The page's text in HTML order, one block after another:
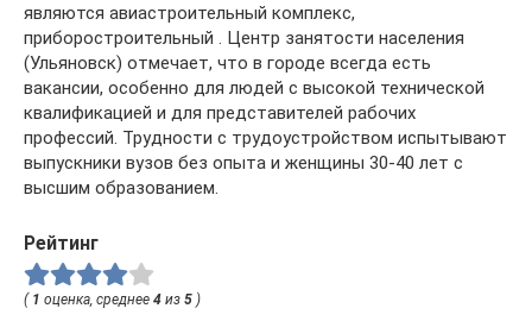
являются авиастроительный комплекс,
приборостроительный . Центр занятости населения
(Ульяновск) отмечает, что в городе всегда есть
вакансии, особенно для людей с высокой технической
квалификацией и для представителей рабочих
профессий. Трудности с трудоустройством испытывают
выпускники вузов без опыта и женщины 30-40 лет с
высшим образованием.
Рейтинг
( 1 оценка, среднее 4 из 5 )